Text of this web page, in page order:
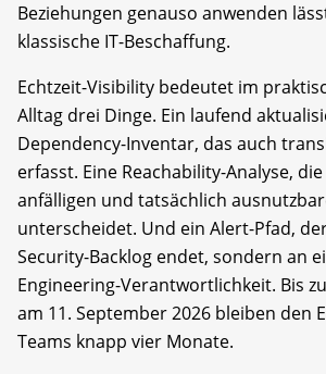
Beziehungen genauso anwenden
klassische IT-Beschaffung.
Echtzeit-Visibility bedeutet im
Alltag drei Dinge. Ein laufend
Dependency-Inventar, das auch
erfasst. Eine Reachability-Analyse,
anfälligen und tatsächlich
unterscheidet. Und ein Alert-Pfad,
Security-Backlog endet, sondern an
Engineering-Verantwortlichkeit. Bis
am 11. September 2026 bleiben den
Teams knapp vier Monate.